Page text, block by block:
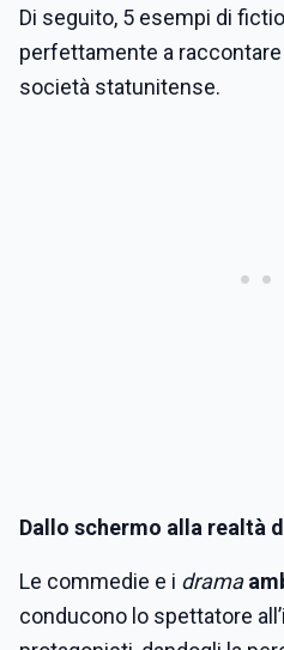
Di seguito, 5 esempi di
perfettamente a
società statunitense.
Dallo schermo alla realtà
Le commedie e i drama
conducono lo spettatore